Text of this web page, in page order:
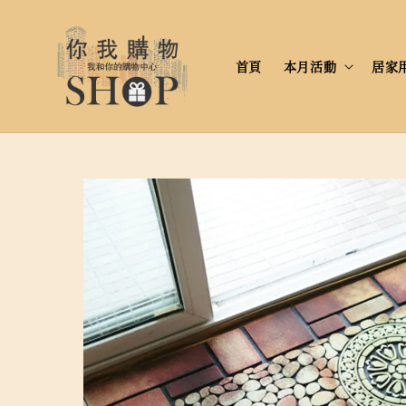
首頁 本月活動 居家